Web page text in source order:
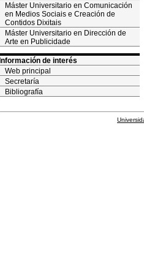
Máster Universitario en Comunicación
en Medios Sociais e Creación de
Contidos Dixitais
Máster Universitario en Dirección de
Arte en Publicidade
Información de interés
Web principal
Secretaría
Bibliografía